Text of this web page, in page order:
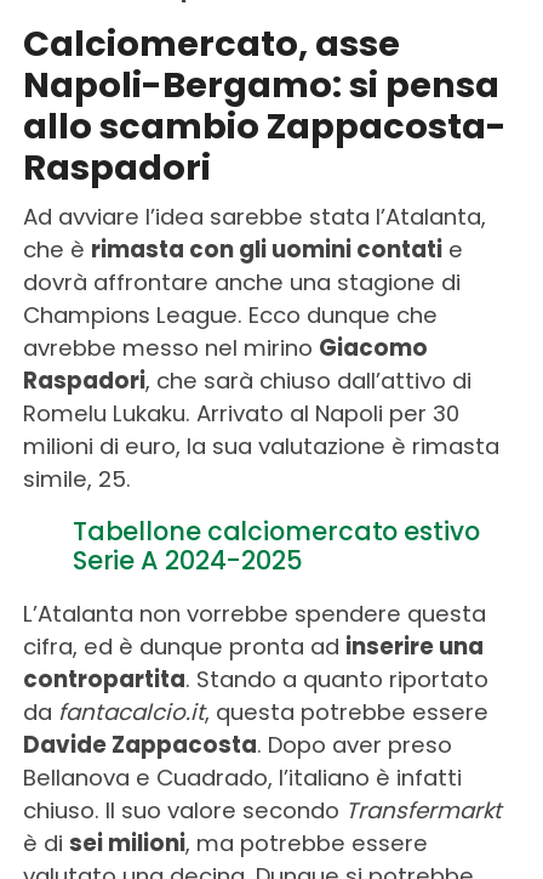
Calciomercato, asse
Napoli-Bergamo: si pensa
allo scambio Zappacosta-
Raspadori
Ad avviare l’idea sarebbe stata l’Atalanta,
che è rimasta con gli uomini contatie
dovrà affrontare anche una stagione di
Champions League. Ecco dunque che
avrebbe messo nel mirino Giacomo
Raspadori, che sarà chiuso dall’attivo di
Romelu Lukaku. Arrivato al Napoli per 30
milioni di euro, la sua valutazione è rimasta
simile, 25.
Tabellone calciomercato estivo
Serie A 2024-2025
L’Atalanta non vorrebbe spendere questa
cifra, ed è dunque pronta ad inserire una
contropartita. Stando a quanto riportato
da fantacalcio.it, questa potrebbe essere
Davide Zappacosta. Dopo aver preso
Bellanova e Cuadrado, l’italiano è infatti
chiuso. Il suo valore secondo Transfermarkt
è di sei milioni, ma potrebbe essere